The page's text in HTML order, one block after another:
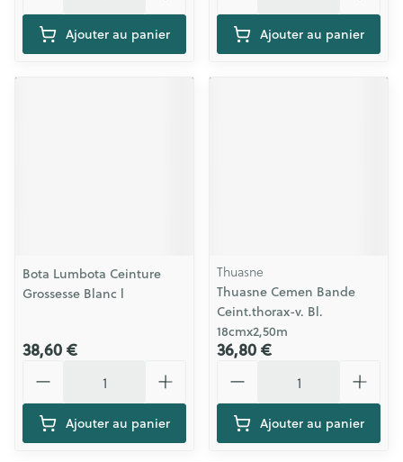
Ajouter au panier Ajouter au panier
Bota Lumbota Ceinture
Grossesse Blanc l
38,60 €
Ajouter au panier
Thuasne
Thuasne Cemen Bande
Ceint.thorax-v. Bl.
18cmx2,50m
36,80 €
Ajouter au panier